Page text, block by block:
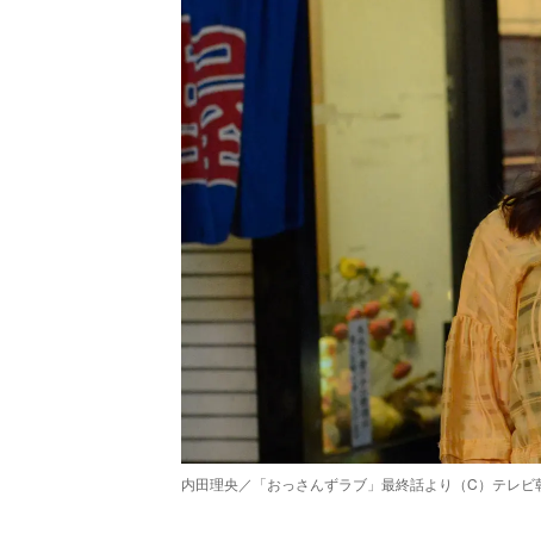
内田理央／「おっさんずラブ」最終話より（C）テレビ